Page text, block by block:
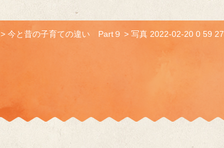
>今と昔の子育ての違い Part９ >写真 2022-02-20 0 59 27